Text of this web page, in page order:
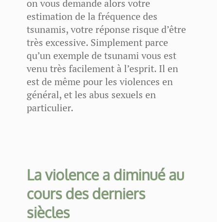
on vous demande alors votre
estimation de la fréquence des
tsunamis, votre réponse risque d’être
très excessive. Simplement parce
qu’un exemple de tsunami vous est
venu très facilement à l’esprit. Il en
est de même pour les violences en
général, et les abus sexuels en
particulier.
La violence a diminué au
cours des derniers
siècles